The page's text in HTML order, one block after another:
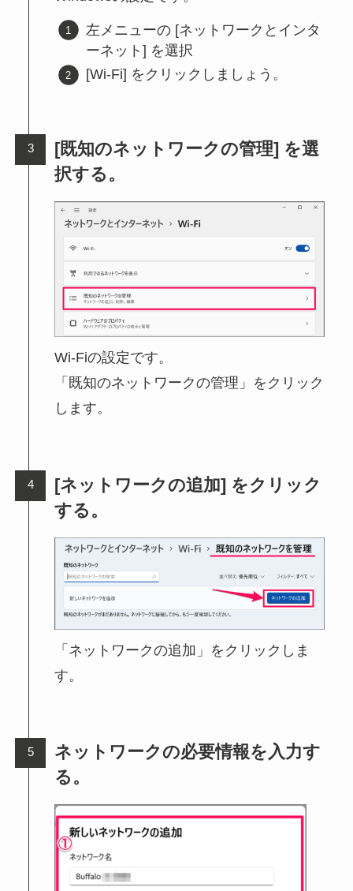
左メニューの [ネットワークとインタ
ーネット] を選択
[Wi-Fi] をクリックしましょう。
[既知のネットワークの管理] を選
択する。
Wi-Fiの設定です。
「既知のネットワークの管理」をクリック
します。
[ネットワークの追加] をクリック
する。
「ネットワークの追加」をクリックしま
す。
ネットワークの必要情報を入力す
る。